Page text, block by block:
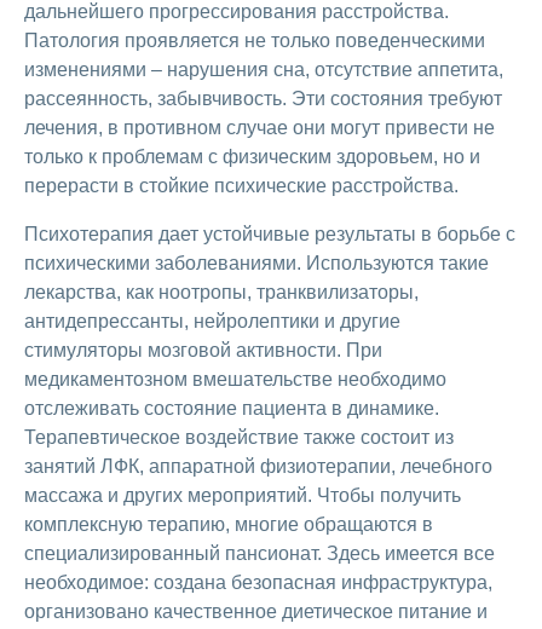
дальнейшего прогрессирования расстройства.
Патология проявляется не только поведенческими
изменениями – нарушения сна, отсутствие аппетита,
рассеянность, забывчивость. Эти состояния требуют
лечения, в противном случае они могут привести не
только к проблемам с физическим здоровьем, но и
перерасти в стойкие психические расстройства.
Психотерапия дает устойчивые результаты в борьбе с
психическими заболеваниями. Используются такие
лекарства, как ноотропы, транквилизаторы,
антидепрессанты, нейролептики и другие
стимуляторы мозговой активности. При
медикаментозном вмешательстве необходимо
отслеживать состояние пациента в динамике.
Терапевтическое воздействие также состоит из
занятий ЛФК, аппаратной физиотерапии, лечебного
массажа и других мероприятий. Чтобы получить
комплексную терапию, многие обращаются в
специализированный пансионат. Здесь имеется все
необходимое: создана безопасная инфраструктура,
организовано качественное диетическое питание и